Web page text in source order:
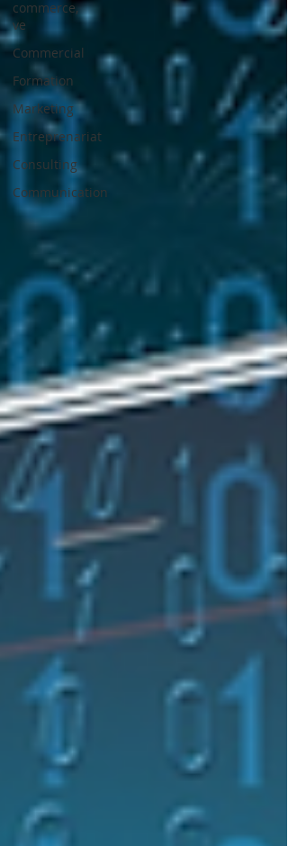
commerce,
ve
Commercial
Formation
Marketing
Entreprenariat
Consulting
Communication